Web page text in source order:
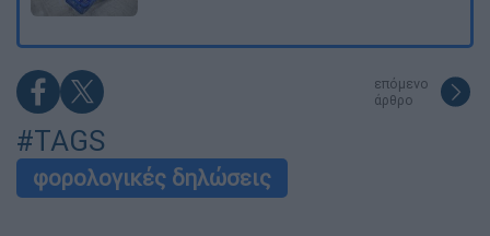
επόμενο
άρθρο
#TAGS
φορολογικές δηλώσεις